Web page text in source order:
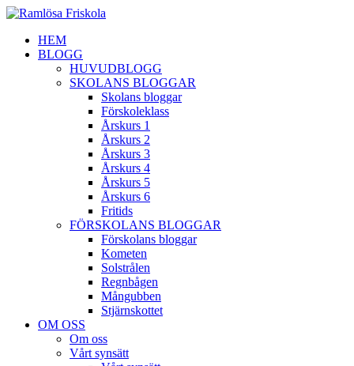
HEM
BLOGG
HUVUDBLOGG
SKOLANS BLOGGAR
Skolans bloggar
Förskoleklass
Årskurs 1
Årskurs 2
Årskurs 3
Årskurs 4
Årskurs 5
Årskurs 6
Fritids
FÖRSKOLANS BLOGGAR
Förskolans bloggar
Kometen
Solstrålen
Regnbågen
Mångubben
Stjärnskottet
OM OSS
Om oss
Vårt synsätt